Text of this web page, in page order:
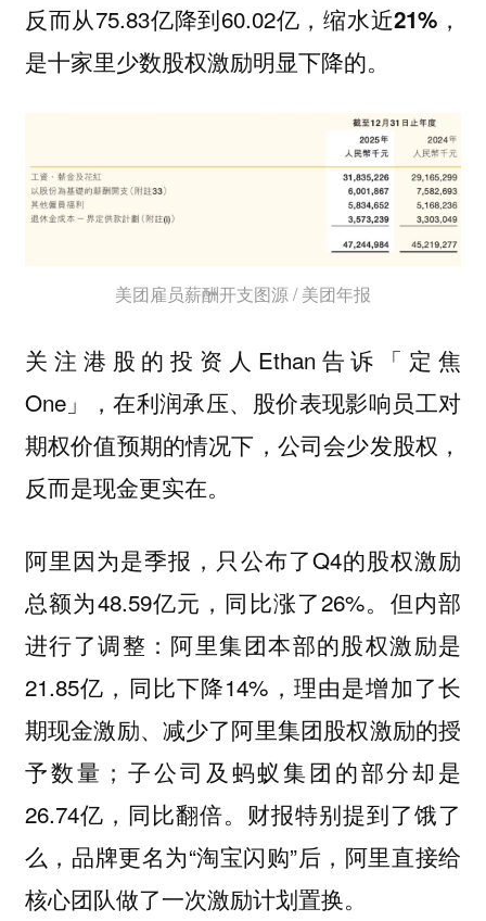
反而从75.83亿降到60.02亿，缩水近21%，
是十家里少数股权激励明显下降的。
美团雇员薪酬开支图源 / 美团年报
关注港股的投资人Ethan告诉「定焦
One」，在利润承压、股价表现影响员工对
期权价值预期的情况下，公司会少发股权，
反而是现金更实在。
阿里因为是季报，只公布了Q4的股权激励
总额为48.59亿元，同比涨了26%。但内部
进行了调整： 阿里集团本部的股权激励是
21.85亿，同比下降14%，理由是增加了长
期现金激励、减少了阿里集团股权激励的授
予数量；子公司及蚂蚁集团的部分却是
26.74亿，同比翻倍。财报特别提到了饿了
么，品牌更名为“淘宝闪购”后，阿里直接给
核心团队做了一次激励计划置换。